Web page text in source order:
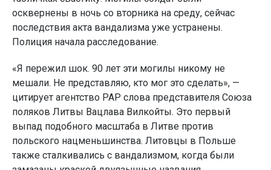
осквернены в ночь со вторника на среду, сейчас
последствия акта вандализма уже устранены.
Полиция начала расследование.
«Я пережил шок. 90 лет эти могилы никому не
мешали. Не представляю, кто мог это сделать», —
цитирует агентство PAP слова представителя Союза
поляков Литвы Вацлава Вилкойты. Это первый
выпад подобного масштаба в Литве против
польского нацменьшинства. Литовцы в Польше
также сталкивались с вандализмом, когда были